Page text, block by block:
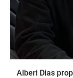
Alberi Dias